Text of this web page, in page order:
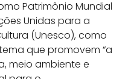
Patrimônio Mundial
Unidas para a
(Unesco), como
que promovem “a
meio ambiente e